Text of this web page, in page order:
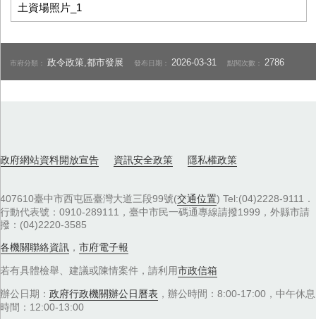
土資場照片_1
市府分類： 政令政策,都市發展 發布日期： 2026-03-31 點閱次數： 2786
政府網站資料開放宣告 資訊安全政策 隱私權政策
407610臺中市西屯區臺灣大道三段99號(交通位置) Tel:(04)2228-9111．
行動代表號：0910-289111，臺中市民一碼通專線請撥1999，外縣市請
撥：(04)2220-3585
各機關聯絡資訊 ， 市府電子報
若有具體檢舉、建議或陳情案件，請利用市政信箱
辦公日期： 政府行政機關辦公日曆表 ，辦公時間：8:00-17:00，中午休息
時間：12:00-13:00